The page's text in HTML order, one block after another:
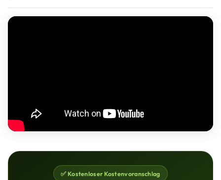
✅ Kostenloser Kostenvoranschlag